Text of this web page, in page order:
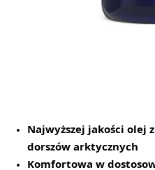
Najwyższej jakości olej
dorszów arktycznych
Komfortowa w